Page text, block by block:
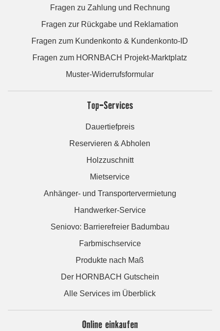
Fragen zu Zahlung und Rechnung
Fragen zur Rückgabe und Reklamation
Fragen zum Kundenkonto & Kundenkonto-ID
Fragen zum HORNBACH Projekt-Marktplatz
Muster-Widerrufsformular
Top-Services
Dauertiefpreis
Reservieren & Abholen
Holzzuschnitt
Mietservice
Anhänger- und Transportervermietung
Handwerker-Service
Seniovo: Barrierefreier Badumbau
Farbmischservice
Produkte nach Maß
Der HORNBACH Gutschein
Alle Services im Überblick
Online einkaufen